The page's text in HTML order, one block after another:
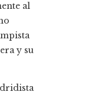
al
y su